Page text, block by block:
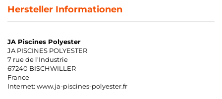
Hersteller Informationen
JA Piscines Polyester
JA PISCINES POLYESTER
7 rue de l'Industrie
67240 BISCHWILLER
France
Internet: www.ja-piscines-polyester.fr